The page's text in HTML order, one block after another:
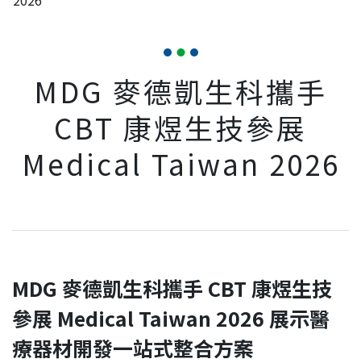
常見問題
聯絡我們
MDG 麥德凱生科攜手
CBT 康煜生技參展
Medical Taiwan 2026
MDG 麥德凱生科攜手 CBT 康煜生技
參展 Medical Taiwan 2026 展示醫
療器材開發一站式整合方案